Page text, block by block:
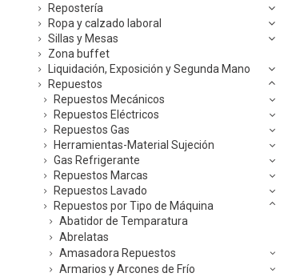
Repostería
Ropa y calzado laboral
Sillas y Mesas
Zona buffet
Liquidación, Exposición y Segunda Mano
Repuestos
Repuestos Mecánicos
Repuestos Eléctricos
Repuestos Gas
Herramientas-Material Sujeción
Gas Refrigerante
Repuestos Marcas
Repuestos Lavado
Repuestos por Tipo de Máquina
Abatidor de Temparatura
Abrelatas
Amasadora Repuestos
Armarios y Arcones de Frío